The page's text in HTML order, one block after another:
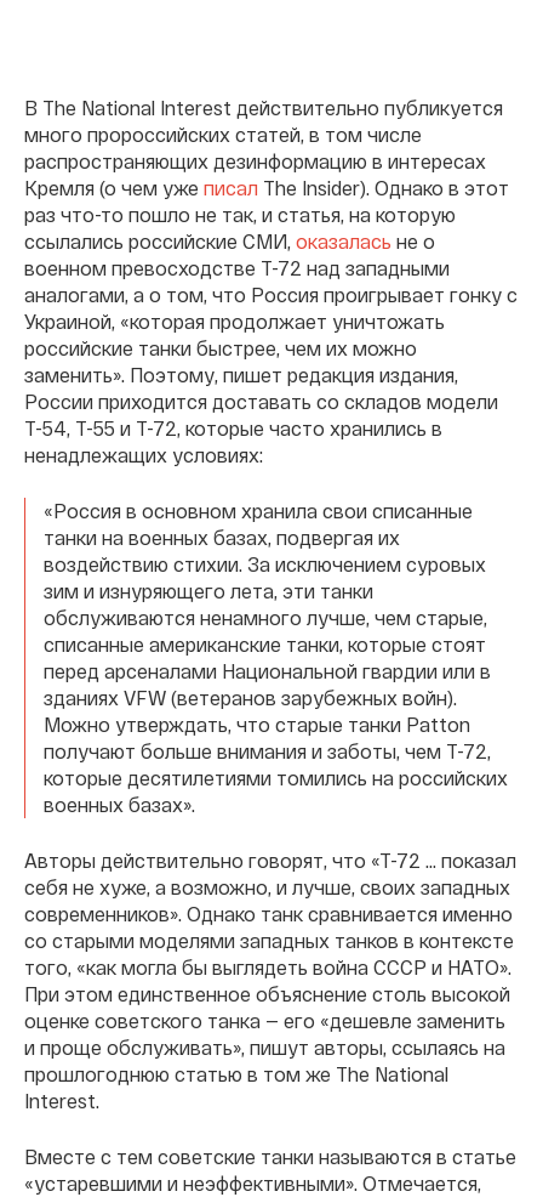
В The National Interest действительно публикуется
много пророссийских статей, в том числе
распространяющих дезинформацию в интересах
Кремля (о чем уже писал The Insider). Однако в этот
раз что-то пошло не так, и статья, на которую
ссылались российские СМИ, оказалась не о
военном превосходстве Т-72 над западными
аналогами, а о том, что Россия проигрывает гонку с
Украиной, «которая продолжает уничтожать
российские танки быстрее, чем их можно
заменить». Поэтому, пишет редакция издания,
России приходится доставать со складов модели
Т-54, Т-55 и Т-72, которые часто хранились в
ненадлежащих условиях:
«Россия в основном хранила свои списанные
танки на военных базах, подвергая их
воздействию стихии. За исключением суровых
зим и изнуряющего лета, эти танки
обслуживаются ненамного лучше, чем старые,
списанные американские танки, которые стоят
перед арсеналами Национальной гвардии или в
зданиях VFW (ветеранов зарубежных войн).
Можно утверждать, что старые танки Patton
получают больше внимания и заботы, чем Т-72,
которые десятилетиями томились на российских
военных базах».
Авторы действительно говорят, что «Т-72 … показал
себя не хуже, а возможно, и лучше, своих западных
современников». Однако танк сравнивается именно
со старыми моделями западных танков в контексте
того, «как могла бы выглядеть война СССР и НАТО».
При этом единственное объяснение столь высокой
оценке советского танка — его «дешевле заменить
и проще обслуживать», пишут авторы, ссылаясь на
прошлогоднюю статью в том же The National
Interest.
Вместе с тем советские танки называются в статье
«устаревшими и неэффективными». Отмечается,